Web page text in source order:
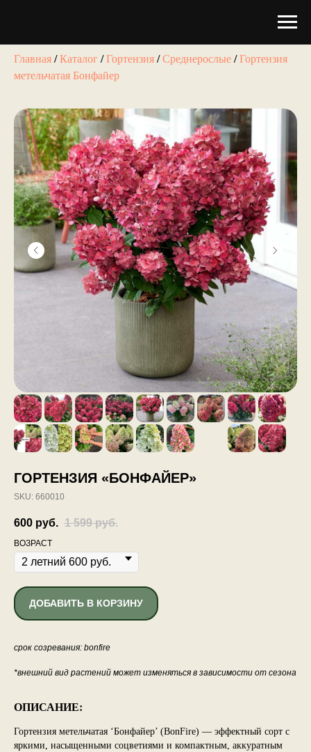
Главная/Каталог /Гортензия/Среднерослые/Гортензия
метельчатая Бонфайер
ГОРТЕНЗИЯ «БОНФАЙЕР»
SKU: 660010
600 руб. 1 599 руб.
ВОЗРАСТ
ДОБАВИТЬ В КОРЗИНУ
срок созревания: bonfire
*внешний вид растений может изменяться в зависимости от сезона
ОПИСАНИЕ:
Гортензия метельчатая ‘Бонфайер’ (BonFire) — эффектный сорт с
яркими, насыщенными соцветиями и компактным, аккуратным